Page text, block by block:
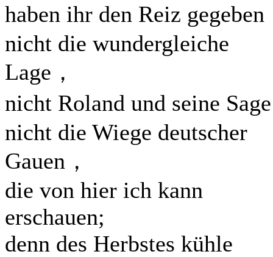
haben ihr den Reiz gegeben
nicht die wundergleiche
Lage，
nicht Roland und seine
nicht die Wiege deutscher
Gauen，
die von hier ich kann
erschauen;
denn des Herbstes kühle